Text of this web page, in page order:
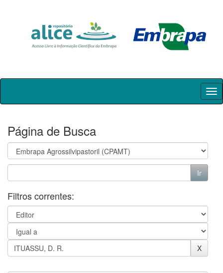
Skip
Página de Busca
Filtros correntes: